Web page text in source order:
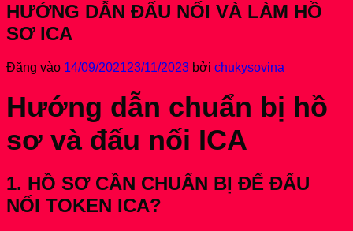
HƯỚNG DẪN ĐẤU NỐI VÀ LÀM HỒ
SƠ ICA
Đăng vào 14/09/202123/11/2023 bởi chukysovina
Hướng dẫn chuẩn bị hồ
sơ và đấu nối ICA
1. HỒ SƠ CẦN CHUẨN BỊ ĐỂ ĐẤU
NỐI TOKEN ICA?